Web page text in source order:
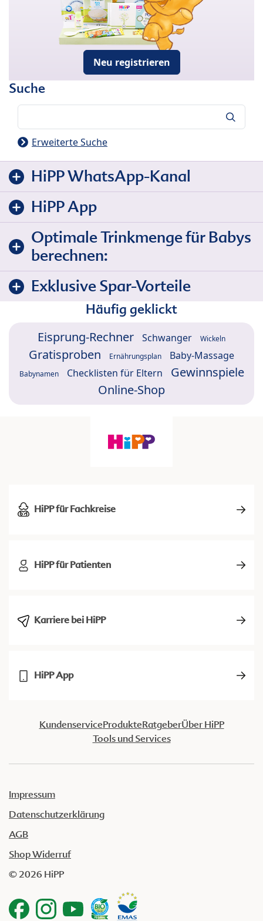
Neu registrieren
Suche
Erweiterte Suche
HiPP WhatsApp-Kanal
HiPP App
Optimale Trinkmenge für Babys
berechnen:
Exklusive Spar-Vorteile
Häufig geklickt
Eisprung-Rechner Schwanger Wickeln
Gratisproben Ernährungsplan Baby-Massage
Babynamen Checklisten für Eltern
Gewinnspiele
Online-Shop
HiPP für Fachkreise
HiPP für Patienten
Karriere bei HiPP
HiPP App
KundenserviceProdukteRatgeberÜber HiPP
Tools und Services
Impressum
Datenschutzerklärung
AGB
Shop Widerruf
© 2026 HiPP